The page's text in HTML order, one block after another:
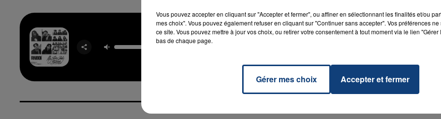
Elle Voulait
Vous pouvez accepter en cliquant sur "Accepter et fermer", ou affiner en sélectionnant les finalités et/ou
mes choix". Vous pouvez également refuser en cliquant sur "Continuer sans accepter". Vos préférences
ce site. Vous pouvez mettre à jour vos choix, ou retirer votre consentement à tout moment via le lien
bas de chaque page.
Gérer mes choix Accepter et fermer